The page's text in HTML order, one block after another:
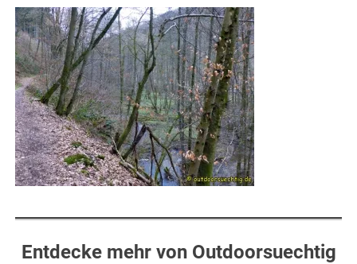
Entdecke mehr von Outdoorsuechtig